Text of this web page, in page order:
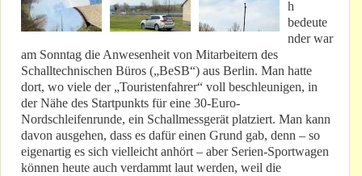
h
bedeute
nder war
am Sonntag die Anwesenheit von Mitarbeitern des
Schalltechnischen Büros („BeSB“) aus Berlin. Man hatte
dort, wo viele der „Touristenfahrer“ voll beschleunigen, in
der Nähe des Startpunkts für eine 30-Euro-
Nordschleifenrunde, ein Schallmessgerät platziert. Man kann
davon ausgehen, dass es dafür einen Grund gab, denn – so
eigenartig es sich vielleicht anhört – aber Serien-Sportwagen
können heute auch verdammt laut werden, weil die